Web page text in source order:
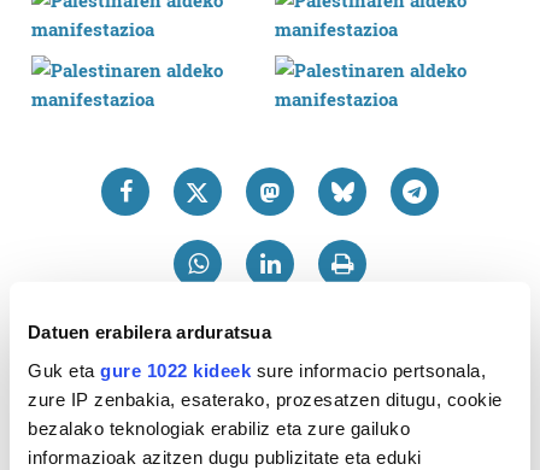
Datuen erabilera arduratsua
Guk eta gure 1022 kideek sure informacio pertsonala,
zure IP zenbakia, esaterako, prozesatzen ditugu, cookie
bezalako teknologiak erabiliz eta zure gailuko
informazioak azitzen dugu publizitate eta eduki